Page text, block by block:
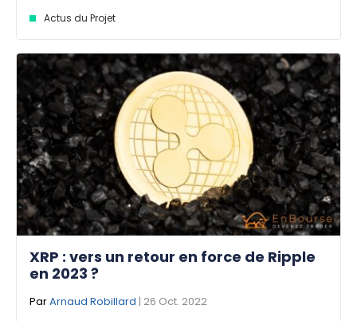
Actus du Projet
XRP : vers un retour en force de Ripple
en 2023 ?
ParArnaud Robillard | 26 Oct. 2022